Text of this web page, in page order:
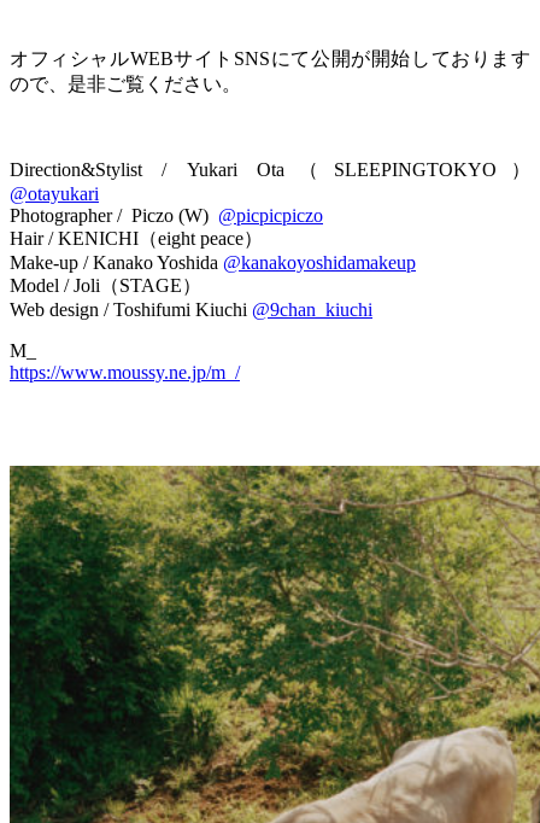
オフィシャルWEBサイトSNSにて公開が開始しております
ので、是非ご覧ください。
Direction&Stylist / Yukari Ota（SLEEPINGTOKYO）
@otayukari
Photographer / Piczo (W) @picpicpiczo
Hair / KENICHI（eight peace）
Make-up / Kanako Yoshida @kanakoyoshidamakeup
Model / Joli（STAGE）
Web design / Toshifumi Kiuchi @9chan_kiuchi
M_
https://www.moussy.ne.jp/m_/